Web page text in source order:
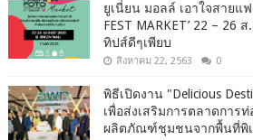
ยูเนี่ยน มอลล์ เอาใจสายแฟ
FEST MARKET’ 22 –
ทิปส์ดีๆเพียบ
สิงหาคม 22, 2563 0
พิธีเปิดงาน "Delicious
เพื่อส่งเสริมการตลาดการท่
ผลิตภัณฑ์ชุมชนจากพื้นที่พิ